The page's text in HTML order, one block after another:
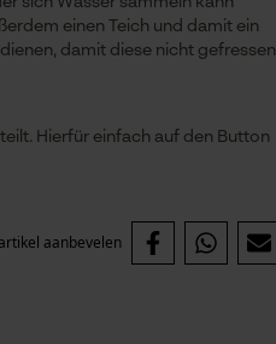
einen Teich und damit ein
damit diese nicht gefressen
Hierfür einfach auf den Button
aanbevelen